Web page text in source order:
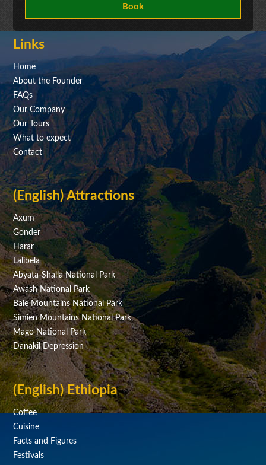
Links
Home
About the Founder
FAQs
Our Company
Our Tours
What to expect
Contact
(English) Attractions
Axum
Gonder
Harar
Lalibela
Abyata-Shalla National Park
Awash National Park
Bale Mountains National Park
Simien Mountains National Park
Mago National Park
Danakil Depression
(English) Ethiopia
Coffee
Cuisine
Facts and Figures
Festivals